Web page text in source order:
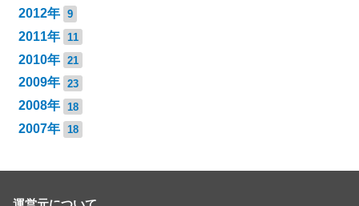
2012年 9
2011年 11
2010年 21
2009年 23
2008年 18
2007年 18